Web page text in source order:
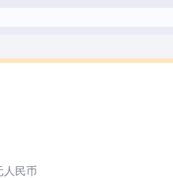
人民币